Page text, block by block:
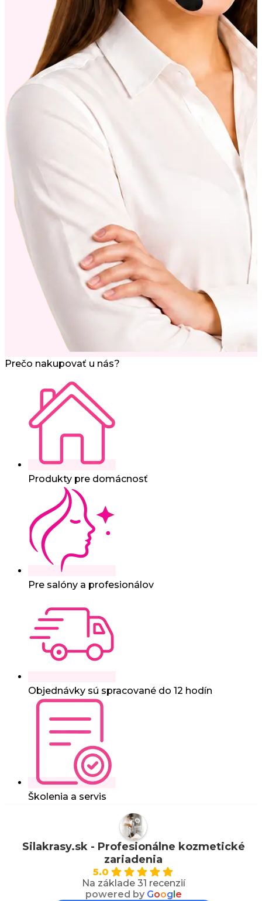
Prečo nakupovať u nás?
Produkty pre domácnosť
Pre salóny a profesionálov
Objednávky sú spracované do 12 hodín
Školenia a servis
Silakrasy.sk - Profesionálne kozmetické
zariadenia
5.0
Na základe 31 recenzií
powered by Goog e